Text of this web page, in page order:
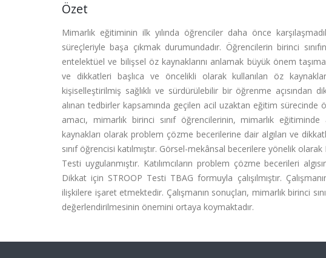
Özet
Mimarlık eğitiminin ilk yılında öğrenciler daha önce
süreçleriyle başa çıkmak durumundadır. Öğrencilerin birinci
entelektüel ve bilişsel öz kaynaklarını anlamak büyük önem
ve dikkatleri başlıca ve öncelikli olarak kullanılan öz
kişiselleştirilmiş sağlıklı ve sürdürülebilir bir öğrenme açısından
alınan tedbirler kapsamında geçilen acil uzaktan eğitim sürecinde
amacı, mimarlık birinci sınıf öğrencilerinin, mimarlık
kaynakları olarak problem çözme becerilerine dair algıları ve
sınıf öğrencisi katılmıştır. Görsel-mekânsal becerilere yönelik
Testi uygulanmıştır. Katılımcıların problem çözme becerileri
Dikkat için STROOP Testi TBAG formuyla çalışılmıştır.
ilişkilere işaret etmektedir. Çalışmanın sonuçları, mimarlık birinci
değerlendirilmesinin önemini ortaya koymaktadır.